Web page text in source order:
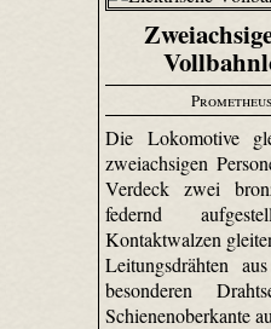
Prometheus
Die Lokomotive
zweiachsigen
Verdeck zwei
federnd
Kontaktwalzen
Leitungsdrähten
besonderen
Schienenoberkante